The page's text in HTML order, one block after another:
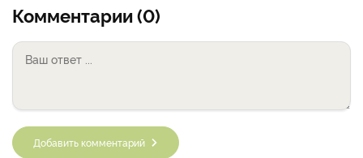
Комментарии (0)
Добавить комментарий